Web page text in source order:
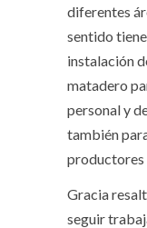
diferentes
sentido
instalación
matadero
personal y
también
productores
Gracia
seguir